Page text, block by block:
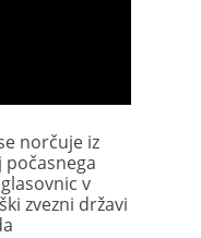
norčuje iz
počasnega
v
zvezni državi